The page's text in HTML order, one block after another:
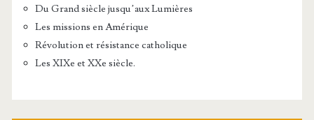
Du Grand siècle jusqu’aux Lumières
Les missions en Amérique
Révolution et résistance catholique
Les XIXe et XXe siècle.